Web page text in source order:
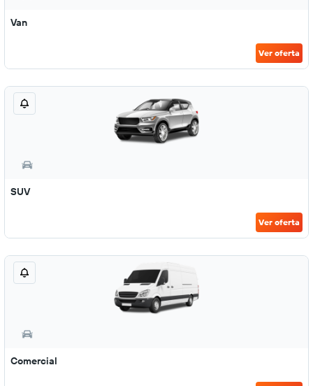
Van
Ver oferta
SUV
Ver oferta
Comercial